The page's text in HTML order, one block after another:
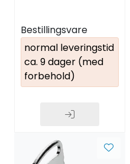
Bestillingsvare
normal leveringstid
ca. 9 dager (med
forbehold)